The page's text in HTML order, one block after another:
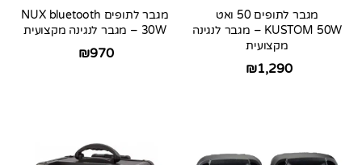
מגבר לתופים 50 ואט
KUSTOM 50W – מגבר לנגינה
מקצועית
₪1,290
מגבר לתופים NUX bluetooth
30W – מגבר לנגינה מקצועית
₪970